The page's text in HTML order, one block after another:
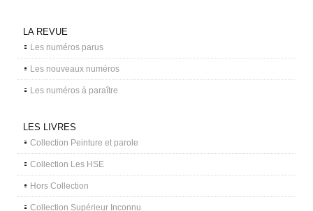
LA REVUE
Les numéros parus
Les nouveaux numéros
Les numéros à paraître
LES LIVRES
Collection Peinture et parole
Collection Les HSE
Hors Collection
Collection Supérieur Inconnu